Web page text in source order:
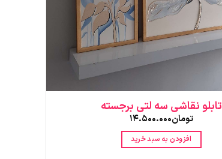
تابلو نقاشی سه لتی برجسته
تومان14.500.000
افزودن به سبد خرید